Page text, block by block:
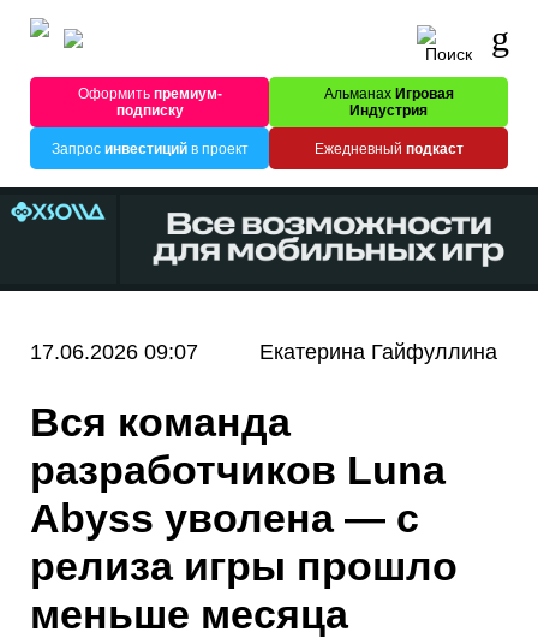
Оформитьпремиум-
подписку
Альманах Игровая
Индустрия
Запрос инвестицийв проект Ежедневный подкаст
17.06.2026 09:07 Екатерина Гайфуллина
Вся команда
разработчиков Luna
Abyss уволена — с
релиза игры прошло
меньше месяца